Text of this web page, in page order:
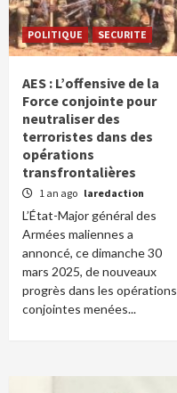
POLITIQUE SECURITE
AES : L’offensive de la
Force conjointe pour
neutraliser des
terroristes dans des
opérations
transfrontalières
1 an ago laredaction
L’État-Major général des
Armées maliennes a
annoncé, ce dimanche 30
mars 2025, de nouveaux
progrès dans les opérations
conjointes menées...